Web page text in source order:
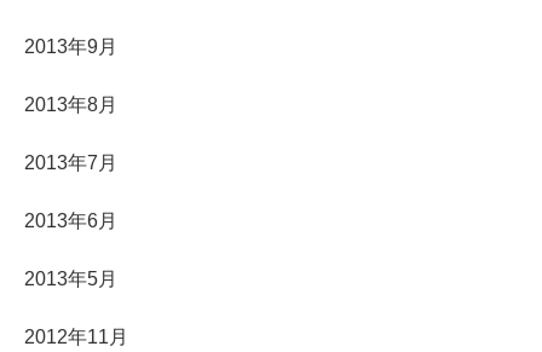
2013年9月
2013年8月
2013年7月
2013年6月
2013年5月
2012年11月